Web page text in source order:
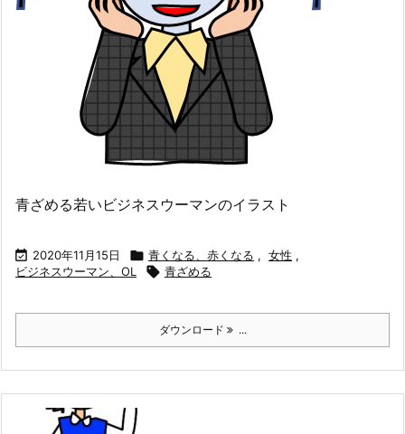
青ざめる若いビジネスウーマンのイラスト
 2020年11月15日  青くなる、赤くなる , 女性 ,
ビジネスウーマン、OL
 青ざめる
ダウンロード ...